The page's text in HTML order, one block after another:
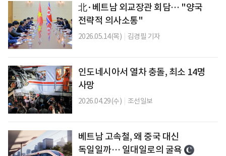
北·베트남 외교장관 회담… "양국
전략적 의사소통"
2026.05.14(목) 김경필 기자
인도네시아서 열차 충돌, 최소 14명
사망
2026.04.29(수) 조선일보
베트남 고속철, 왜 중국 대신
독일일까… 일대일로의 굴욕